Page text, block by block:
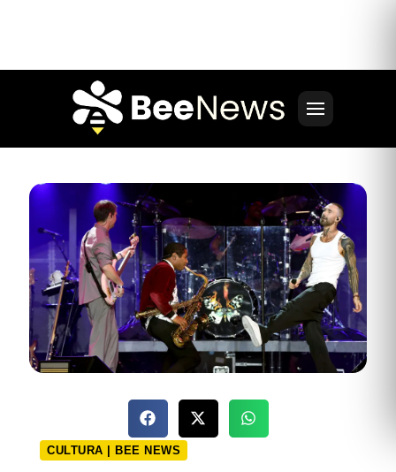
CULTURA | BEE NEWS